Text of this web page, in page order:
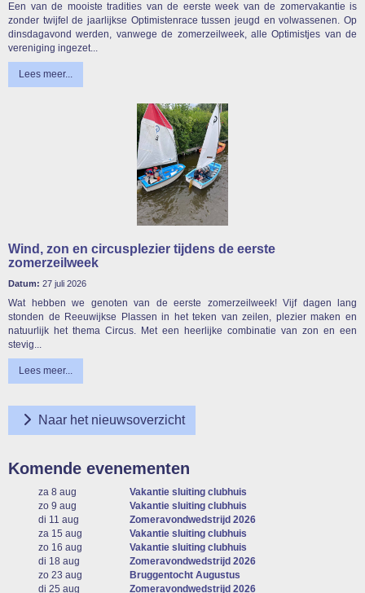
Een van de mooiste tradities van de eerste week van de zomervakantie is
zonder twijfel de jaarlijkse Optimistenrace tussen jeugd en volwassenen. Op
dinsdagavond werden, vanwege de zomerzeilweek, alle Optimistjes van de
vereniging ingezet...
Lees meer...
Wind, zon en circusplezier tijdens de eerste
zomerzeilweek
Datum: 27 juli 2026
Wat hebben we genoten van de eerste zomerzeilweek! Vijf dagen lang
stonden de Reeuwijkse Plassen in het teken van zeilen, plezier maken en
natuurlijk het thema Circus. Met een heerlijke combinatie van zon en een
stevig...
Lees meer...
Naar het nieuwsoverzicht
Komende evenementen
za 8 aug
Vakantie sluiting clubhuis
zo 9 aug
Vakantie sluiting clubhuis
di 11 aug
Zomeravondwedstrijd 2026
za 15 aug
Vakantie sluiting clubhuis
zo 16 aug
Vakantie sluiting clubhuis
di 18 aug
Zomeravondwedstrijd 2026
zo 23 aug
Bruggentocht Augustus
di 25 aug
Zomeravondwedstrijd 2026